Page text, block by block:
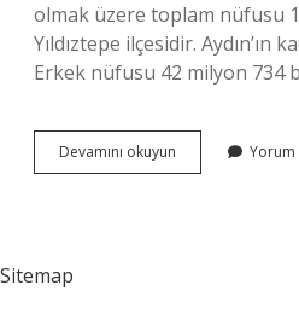
olmak üzere toplam nüfusu
Yıldıztepe ilçesidir. Aydın’ın
Erkek nüfusu 42 milyon 734
Devamını okuyun
Nazilli
Yorum
Sitemap